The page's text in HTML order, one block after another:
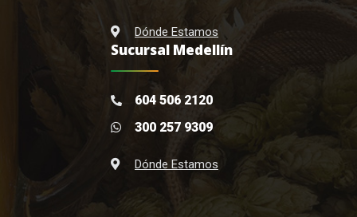
Dónde Estamos
Sucursal Medellín
604 506 2120
300 257 9309
Dónde Estamos